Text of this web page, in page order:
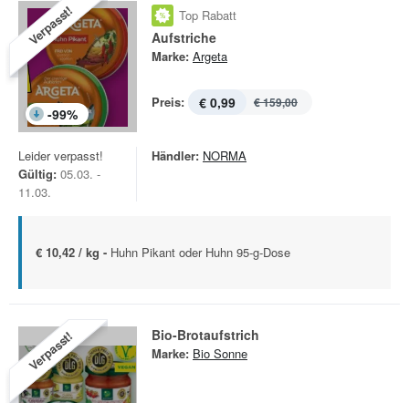
Verpasst!
-99%
Top Rabatt
Aufstriche
Marke: Argeta
Preis: € 0,99 € 159,00
Leider verpasst!
Gültig: 05.03. -
11.03.
Händler: NORMA
€ 10,42 / kg - Huhn Pikant oder Huhn 95-g-Dose
Verpasst! Bio-Brotaufstrich
Marke: Bio Sonne